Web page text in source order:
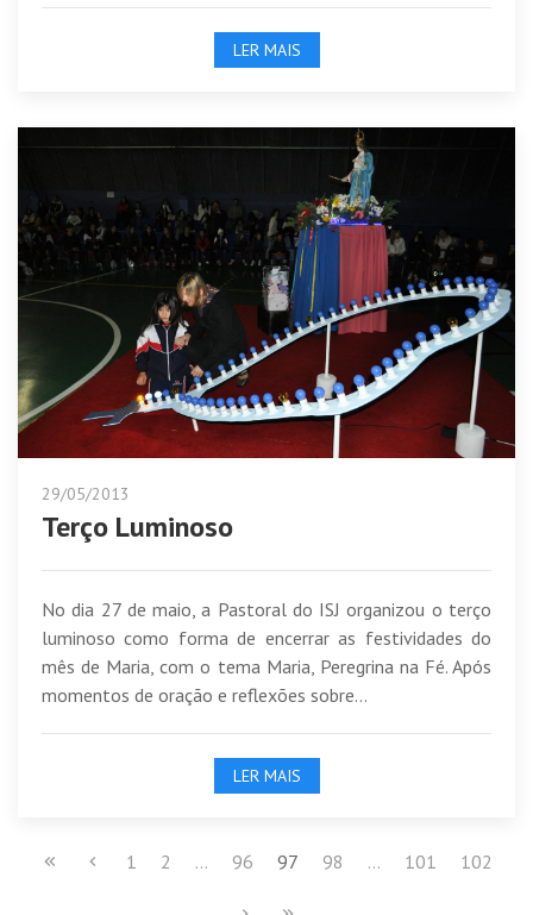
LER MAIS
29/05/2013
Terço Luminoso
No dia 27 de maio, a Pastoral do ISJ organizou o terço
luminoso como forma de encerrar as festividades do
mês de Maria, com o tema Maria, Peregrina na Fé. Após
momentos de oração e reflexões sobre...
LER MAIS
1 2 ... 96 97 98 ... 101 102